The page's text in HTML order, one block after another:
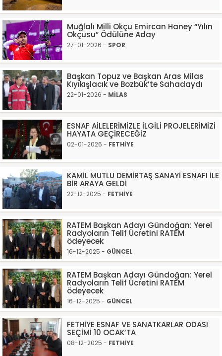
Muğlalı Milli Okçu Emircan Haney “Yılın
Okçusu” Ödülüne Aday
27-01-2026 - SPOR
Başkan Topuz ve Başkan Aras Milas
Kıyıkışlacık ve Bozbük’te Sahadaydı
22-01-2026 - MİLAS
ESNAF AİLELERİMİZLE İLGİLİ PROJELERİMİZİ
HAYATA GEÇİRECEĞİZ
02-01-2026 - FETHİYE
KAMİL MUTLU DEMİRTAŞ SANAYİ ESNAFI İLE
BİR ARAYA GELDİ
22-12-2025 - FETHİYE
RATEM Başkan Adayı Gündoğan: Yerel
Radyoların Telif Ücretini RATEM
ödeyecek
16-12-2025 - GÜNCEL
RATEM Başkan Adayı Gündoğan: Yerel
Radyoların Telif Ücretini RATEM
ödeyecek
16-12-2025 - GÜNCEL
FETHİYE ESNAF VE SANATKARLAR ODASI
SEÇİMİ 10 OCAK’TA
08-12-2025 - FETHİYE